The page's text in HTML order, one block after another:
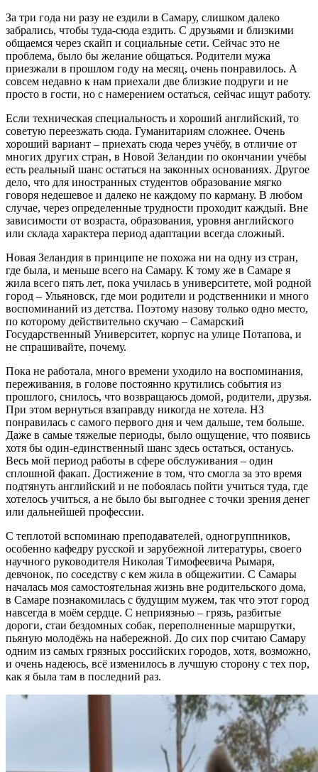
За три года ни разу не ездили в Самару, слишком далеко
забрались, чтобы туда-сюда ездить. С друзьями и близкими
общаемся через скайп и социальные сети. Сейчас это не
проблема, было бы желание общаться. Родители мужа
приезжали в прошлом году на месяц, очень понравилось. А
совсем недавно к нам приехали две близкие подруги и не
просто в гости, но с намерением остаться, сейчас ищут работу.
Если техническая специальность и хороший английский, то
советую переезжать сюда. Гуманитариям сложнее. Очень
хороший вариант – приехать сюда через учёбу, в отличие от
многих других стран, в Новой Зеландии по окончании учёбы
есть реальный шанс остаться на законных основаниях. Другое
дело, что для иностранных студентов образование мягко
говоря недешевое и далеко не каждому по карману. В любом
случае, через определенные трудности проходит каждый. Вне
зависимости от возраста, образования, уровня английского
или склада характера период адаптации всегда сложный.
Новая Зеландия в принципе не похожа ни на одну из стран,
где была, и меньше всего на Самару. К тому же в Самаре я
жила всего пять лет, пока училась в университете, мой родной
город – Ульяновск, где мои родители и родственники и много
воспоминаний из детства. Поэтому назову только одно место,
по которому действительно скучаю – Самарский
Государственный Университет, корпус на улице Потапова, и
не спрашивайте, почему.
Пока не работала, много времени уходило на воспоминания,
переживания, в голове постоянно крутились события из
прошлого, снилось, что возвращаюсь домой, родители, друзья.
При этом вернуться взаправду никогда не хотела. НЗ
понравилась с самого первого дня и чем дальше, тем больше.
Даже в самые тяжелые периоды, было ощущение, что появись
хотя бы один-единственный шанс здесь остаться, останусь.
Весь мой период работы в сфере обслуживания – один
сплошной факап. Достижение в том, что смогла за это время
подтянуть английский и не побоялась пойти учиться туда, где
хотелось учиться, а не было бы выгоднее с точки зрения денег
или дальнейшей профессии.
С теплотой вспоминаю преподавателей, одногруппников,
особенно кафедру русской и зарубежной литературы, своего
научного руководителя Николая Тимофеевича Рымаря,
девчонок, по соседству с кем жила в общежитии. С Самары
началась моя самостоятельная жизнь вне родительского дома,
в Самаре познакомилась с будущим мужем, так что этот город
навсегда в моём сердце. С неприязнью – грязь, разбитые
дороги, стаи бездомных собак, переполненные маршрутки,
пьяную молодёжь на набережной. До сих пор считаю Самару
одним из самых грязных российских городов, хотя, возможно,
и очень надеюсь, всё изменилось в лучшую сторону с тех пор,
как я была там в последний раз.